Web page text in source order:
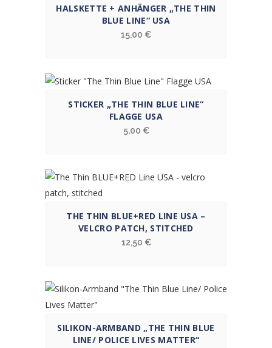
HALSKETTE + ANHÄNGER „THE THIN
BLUE LINE“ USA
15,00 €
STICKER „THE THIN BLUE LINE“
FLAGGE USA
5,00 €
THE THIN BLUE+RED LINE USA –
VELCRO PATCH, STITCHED
12,50 €
SILIKON-ARMBAND „THE THIN BLUE
LINE/ POLICE LIVES MATTER“